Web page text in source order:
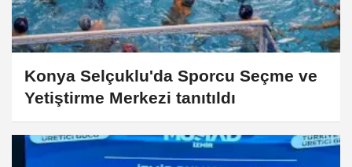
Konya Selçuklu'da Sporcu Seçme ve
Yetiştirme Merkezi tanıtıldı